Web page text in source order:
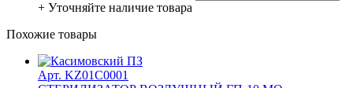
+ Уточняйте наличие товара
Похожие товары
Арт. KZ01C0001